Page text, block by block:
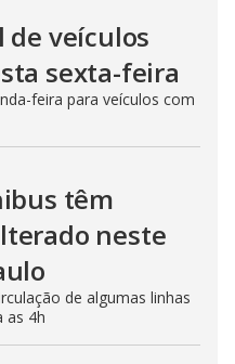
de veículos
sexta-feira
feira para veículos com
têm
neste
de algumas linhas
as 4h